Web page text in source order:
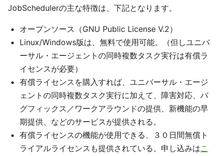
JobSchedulerの主な特徴は、下記となります。
オープンソース（GNU Public License V.2）
Linux/Windows版は、無料で使用可能。（但しユニバ
ーサル・エージェントの同時複数タスク実行は有償ラ
イセンスが必要）
有償ライセンスを購入すれば、ユニバーサル・エージ
ェントの同時複数タスク実行に加えて、障害対応、バ
グフィックス／ワークアラウンドの提供、新機能の早
期提供、などのサービスが提供される。
有償ライセンスの機能が使用できる、３０日間無償ト
ライアルライセンスも提供されている。申し込みはこ